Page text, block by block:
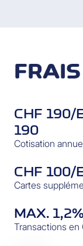
CHF 190/
190
Cotisation
CHF 100/
Cartes
MAX. 1,2%
Transactions en